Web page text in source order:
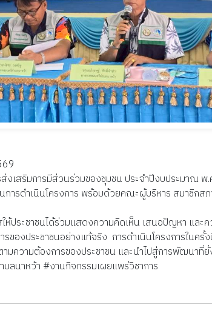
งเสริมการมีส่วนร่วมของชุมชน ประจำปีงบประมาณ
ารดำเนินโครงการ พร้อมด้วยคณะผู้บริหาร สมาชิกส
ประชาชนได้ร่วมแสดงความคิดเห็น เสนอปัญหา และ
ประชาชนอย่างแท้จริง การดำเนินโครงการในครั้
ความต้องการของประชาชน และนำไปสู่การพัฒนาที่
ลนาหว้า #งานกิจกรรมเผยแพร่วิชาการ